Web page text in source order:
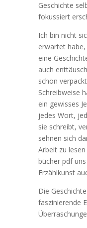
Geschichte
fokussiert
Ich bin nicht
erwartet
eine
auch
schön
Schreibweise
ein gewisses
jedes Wort,
sie schreibt,
sehnen sich
Arbeit zu
bücher pdf
Erzählkunst
Die
faszinierende